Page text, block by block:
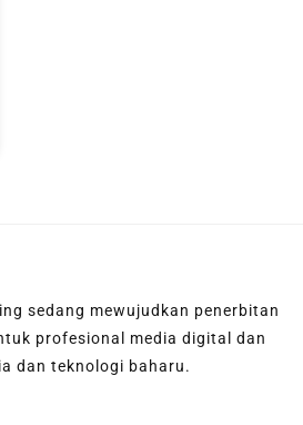
sedang mewujudkan penerbitan
profesional media digital dan
dan teknologi baharu.